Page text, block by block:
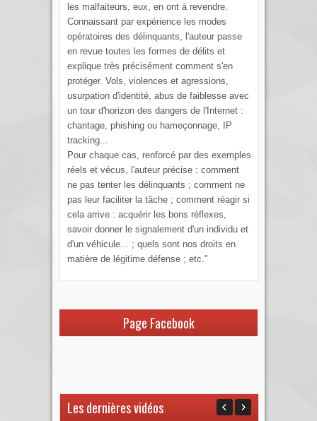
les malfaiteurs, eux, en ont à revendre.
Connaissant par expérience les modes
opératoires des délinquants, l'auteur passe
en revue toutes les formes de délits et
explique très précisément comment s'en
protéger. Vols, violences et agressions,
usurpation d'identité, abus de faiblesse avec
un tour d'horizon des dangers de l'Internet :
chantage, phishing ou hameçonnage, IP
tracking...
Pour chaque cas, renforcé par des exemples
réels et vécus, l'auteur précise : comment
ne pas tenter les délinquants ; comment ne
pas leur faciliter la tâche ; comment réagir si
cela arrive : acquérir les bons réflexes,
savoir donner le signalement d'un individu et
d'un véhicule... ; quels sont nos droits en
matière de légitime défense ; etc."
Page Facebook
Les dernières vidéos